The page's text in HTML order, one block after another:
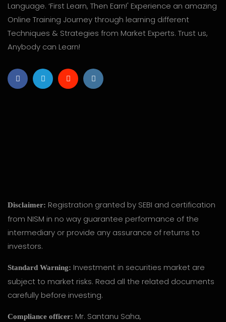
Language. ‘First Learn, Then Earn!' Experience an amazing
Online Training Journey through learning different
Techniques & Strategies from Market Experts. Trust us,
Anybody can Learn!
Disclaimer: Registration granted by SEBI and certification
from NISM in no way guarantee performance of the
intermediary or provide any assurance of returns to
investors.
Standard Warning: Investment in securities market are
subject to market risks. Read all the related documents
carefully before investing.
Compliance officer: Mr. Santanu Saha,